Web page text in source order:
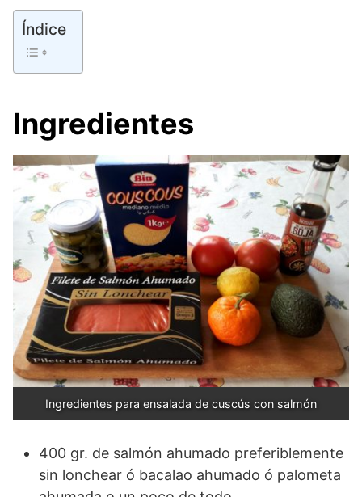
Índice
Ingredientes
Ingredientes para ensalada de cuscús con salmón
400 gr. de salmón ahumado preferiblemente
sin lonchear ó bacalao ahumado ó palometa